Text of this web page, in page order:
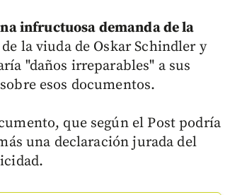
infructuosa demanda de la
la viuda de Oskar Schindler y
"daños irreparables" a sus
esos documentos.
que según el Post podría
una declaración jurada del